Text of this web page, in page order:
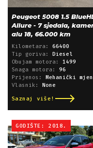
Peugeot 5008 1.5
Allure - 7 sjedala,
alu 18, 66.000 km
Kilometara: 66400
Tip goriva: Diesel
Obujam motora: 1499
Snaga motora: 96
Prijenos: Mehanički
Vlasnik: None
Saznaj više!
GODIŠTE: 2018.